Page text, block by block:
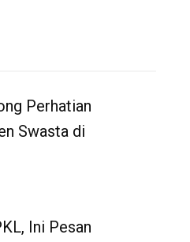
Perhatian
Swasta di
Ini Pesan